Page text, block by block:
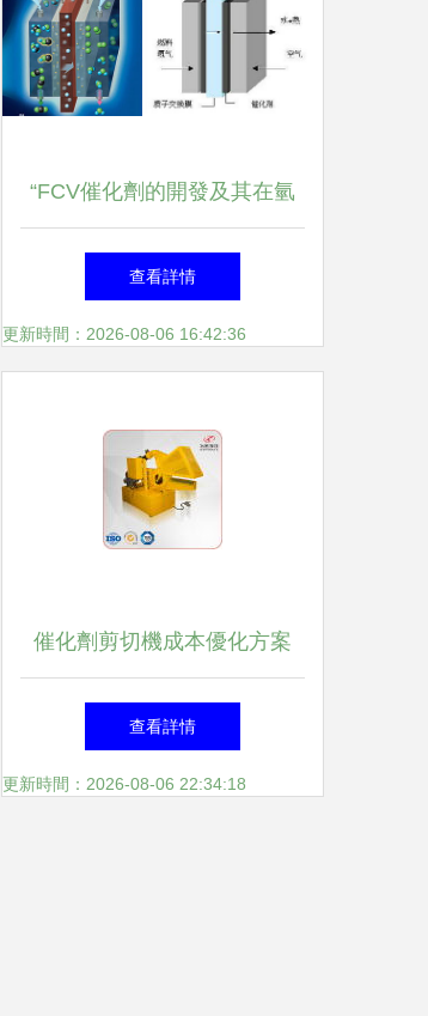
“FCV催化劑的開發及其在氫
能轉換體系結構中的作用概況
成分導入概括”\n正文例句 “解
能，該項進入聚合物材協同轉
化，可將本質中的純面量塊狀
查看詳情
更新時間：2026-08-06 16:42:36
催化劑剪切機成本優化方案
江陰冶金液壓機械廠專業定制
解析
查看詳情
更新時間：2026-08-06 22:34:18